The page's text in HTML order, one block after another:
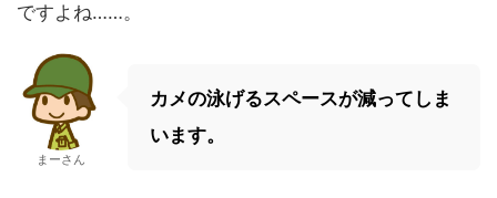
ですよね……。
まーさん
カメの泳げるスペースが減ってしま
います。